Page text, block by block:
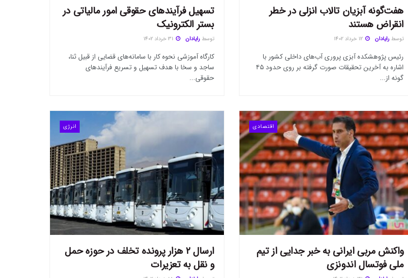
هفت‌گونه آبزیان تالاب انزلی در خطر
انقراض هستند
توسط رایادان
رئیس پژوهشکده آبزی پروری آب‌های داخلی کشور با
اشاره به آخرین تحقیقات صورت گرفته بر روی حدود ۴۵
گونه از...
تسهیل فرآیندهای حقوقی امور مالیاتی در
بستر الکترونیک
توسط رایادان
کارگاه آموزشی نحوه کار با سامانه‌های قضایی از قبیل ثنا،
ساجد و سخا با هدف تسهیل و تسریع فرآیندهای
حقوقی...
اقتصادی
واکنش مربی ایرانی به خبر جدایی از تیم
ملی فوتسال اندونزی
انرژی
ارسال ۲ هزار پرونده تخلف در حوزه حمل
و نقل به تعزیرات